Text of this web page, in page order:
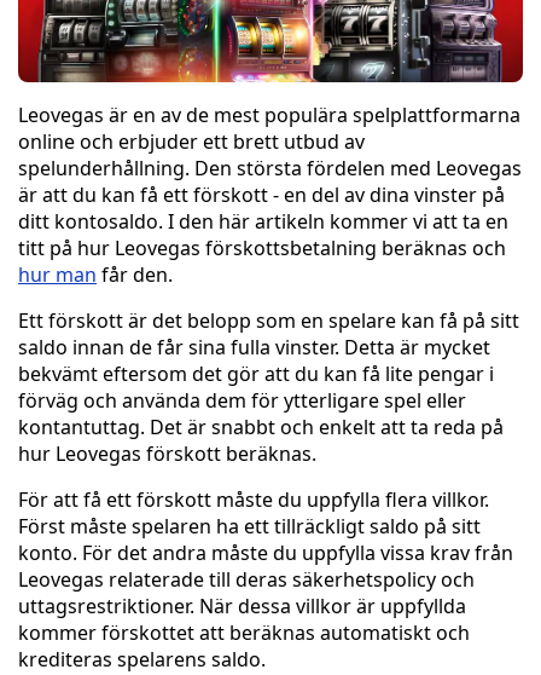
Leovegas är en av de mest populära spelplattformarna
online och erbjuder ett brett utbud av
spelunderhållning. Den största fördelen med Leovegas
är att du kan få ett förskott - en del av dina vinster på
ditt kontosaldo. I den här artikeln kommer vi att ta en
titt på hur Leovegas förskottsbetalning beräknas och
hur man får den.
Ett förskott är det belopp som en spelare kan få på sitt
saldo innan de får sina fulla vinster. Detta är mycket
bekvämt eftersom det gör att du kan få lite pengar i
förväg och använda dem för ytterligare spel eller
kontantuttag. Det är snabbt och enkelt att ta reda på
hur Leovegas förskott beräknas.
För att få ett förskott måste du uppfylla flera villkor.
Först måste spelaren ha ett tillräckligt saldo på sitt
konto. För det andra måste du uppfylla vissa krav från
Leovegas relaterade till deras säkerhetspolicy och
uttagsrestriktioner. När dessa villkor är uppfyllda
kommer förskottet att beräknas automatiskt och
krediteras spelarens saldo.